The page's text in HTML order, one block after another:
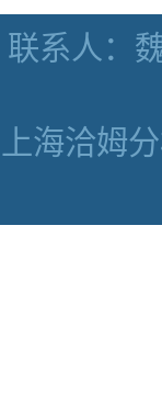
联系人：
上海洽姆